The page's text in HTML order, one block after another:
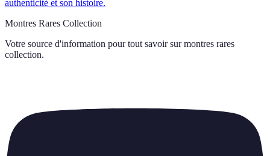
authenticité et son histoire.
Montres Rares Collection
Votre source d'information pour tout savoir sur montres rares
collection.